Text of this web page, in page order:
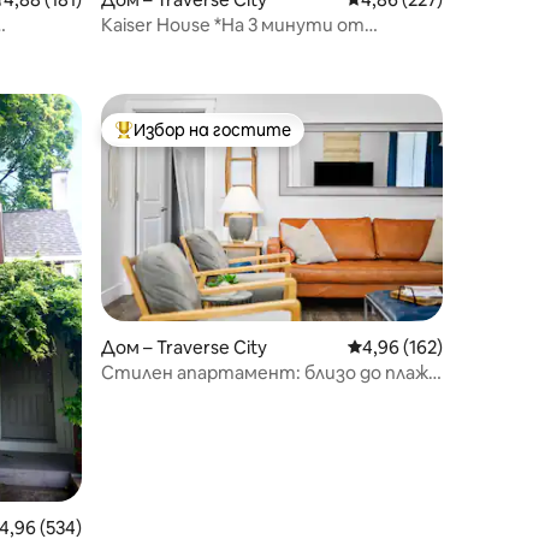
Kaiser House *На 3 минути от
оценка: 4,96 от 5, 534 отзива
4,96 (534)
Най-популярен избор на гостите
Избор на гостите
Дом – Traverse City Средна оценка: 4,96
4,96 (162)
Стилен апартамент: близо до плаж,